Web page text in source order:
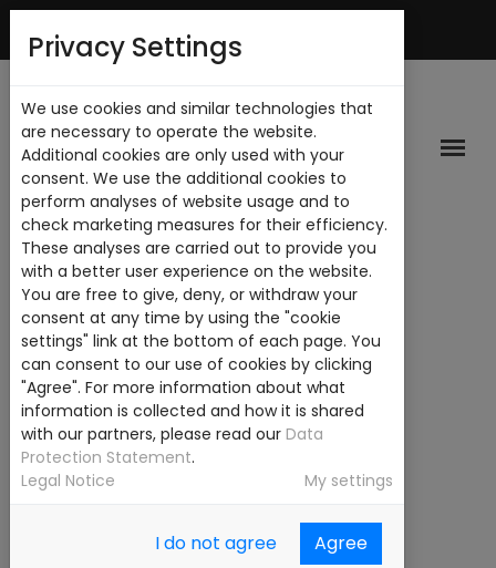
Privacy Settings
We use cookies and similar technologies that
are necessary to operate the website.
Additional cookies are only used with your
consent. We use the additional cookies to
perform analyses of website usage and to
check marketing measures for their efficiency.
These analyses are carried out to provide you
with a better user experience on the website.
You are free to give, deny, or withdraw your
consent at any time by using the "cookie
settings" link at the bottom of each page. You
can consent to our use of cookies by clicking
"Agree". For more information about what
information is collected and how it is shared
with our partners, please read our Data
Protection Statement.
Legal Notice
My settings
I do not agree Agree